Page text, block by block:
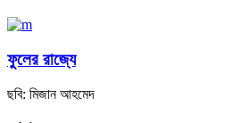
ফুলের রাজ্যে
ছবি: মিজান আহমেদ